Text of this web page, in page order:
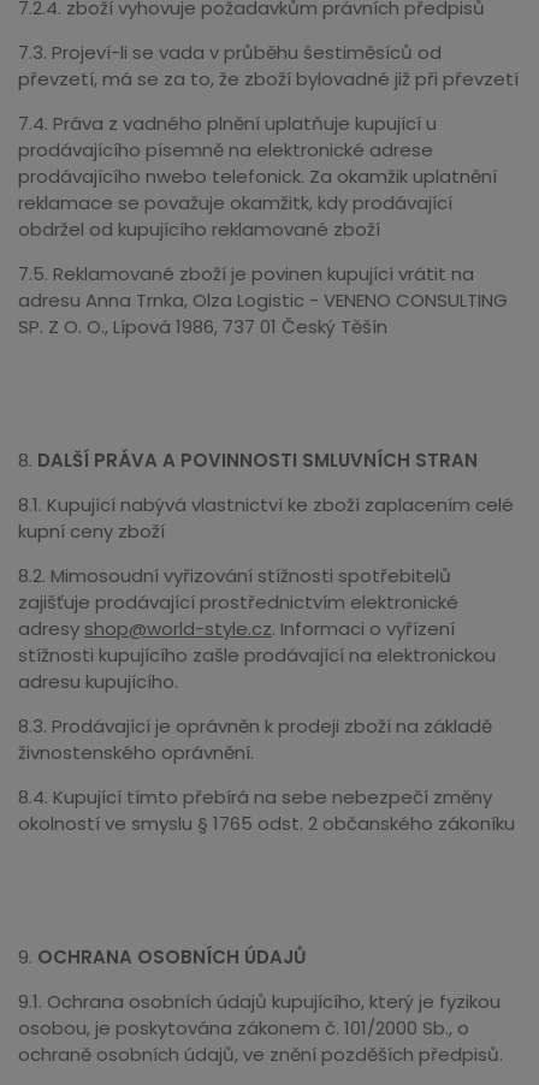
7.2.4. zboží vyhovuje požadavkům právních předpisů
7.3. Projeví-li se vada v průběhu šestiměsíců od
převzetí, má se za to, že zboží bylovadné již při převzetí
7.4. Práva z vadného plnění uplatňuje kupující u
prodávajícího písemně na elektronické adrese
prodávajícího nwebo telefonick. Za okamžik uplatnění
reklamace se považuje okamžitk, kdy prodávající
obdržel od kupujícího reklamované zboží
7.5. Reklamované zboží je povinen kupující vrátit na
adresu Anna Trnka, Olza Logistic - VENENO CONSULTING
SP. Z O. O., Lípová 1986, 737 01 Český Těšín
8. DALŠÍ PRÁVA A POVINNOSTI SMLUVNÍCH STRAN
8.1. Kupující nabývá vlastnictví ke zboží zaplacením celé
kupní ceny zboží
8.2. Mimosoudní vyřizování stížnosti spotřebitelů
zajišťuje prodávající prostřednictvím elektronické
adresy shop@world-style.cz. Informaci o vyřízení
stížnosti kupujícího zašle prodávající na elektronickou
adresu kupujícího.
8.3. Prodávající je oprávněn k prodeji zboží na základě
živnostenského oprávnění.
8.4. Kupující tímto přebírá na sebe nebezpečí změny
okolností ve smyslu § 1765 odst. 2 občanského zákoníku
9. OCHRANA OSOBNÍCH ÚDAJŮ
9.1. Ochrana osobních údajů kupujícího, který je fyzikou
osobou, je poskytována zákonem č. 101/2000 Sb., o
ochraně osobních údajů, ve znění pozděších předpisů.